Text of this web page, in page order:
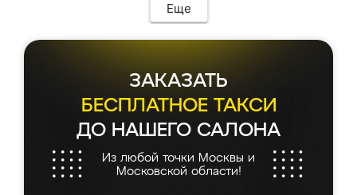
Еще
ЗАКАЗАТЬ
БЕСПЛАТНОЕ ТАКСИ
ДО НАШЕГО САЛОНА
Из любой точки Москвы и
Московской области!